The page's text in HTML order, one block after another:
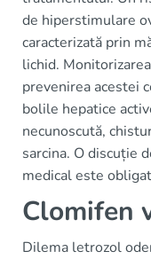
de hiperstimulare
caracterizată prin
lichid.
prevenirea acestei
bolile hepatice
necunoscută,
sarcina. O discuție
medical este
Clomifen
Dilema letrozol